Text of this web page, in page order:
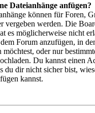
Dateianhänge anfügen?
können für Foren,
vergeben werden. Die
es möglicherweise nicht
Forum anzufügen, in
möchtest, oder nur
Du kannst einen
du dir nicht sicher bist,
kannst.